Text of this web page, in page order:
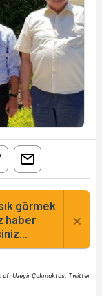
görmek
haber
×
Üzeyir Çakmaktaş, Twitter